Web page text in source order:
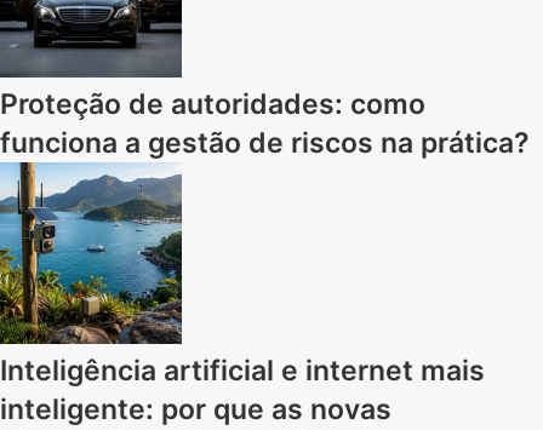
Proteção de autoridades: como
funciona a gestão de riscos na prática?
Inteligência artificial e internet mais
inteligente: por que as novas